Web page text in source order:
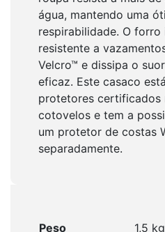
água, mantendo uma
respirabilidade. O forro
resistente a
Velcro™ e dissipa o
eficaz. Este casaco
protetores certificados
cotovelos e tem a
um protetor de costas
separadamente.
Peso 1,5 kg